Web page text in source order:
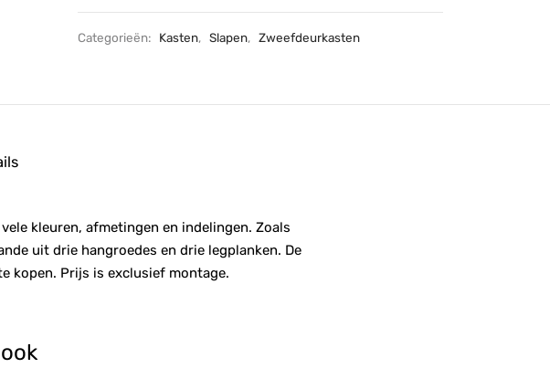
Categorieën: Kasten, Slapen, Zweefdeurkasten
kleuren, afmetingen en indelingen. Zoals
uit drie hangroedes en drie legplanken. De
kopen. Prijs is exclusief montage.